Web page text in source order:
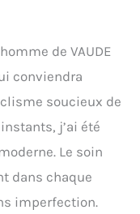
de VAUDE
conviendra
soucieux de
j’ai été
Le soin
dans chaque
imperfection.